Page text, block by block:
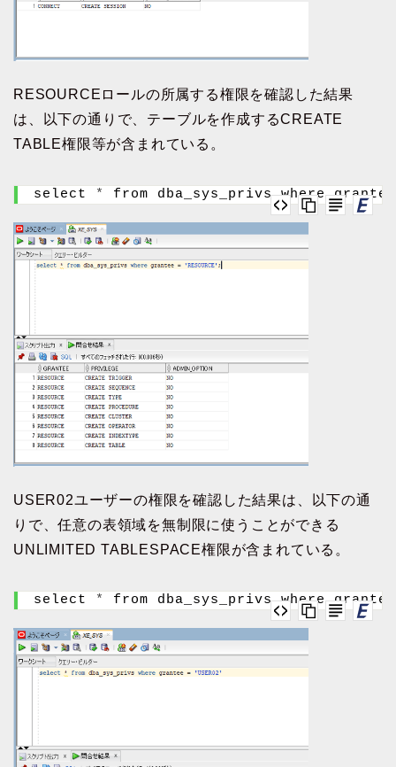
RESOURCEロールの所属する権限を確認した結果
は、以下の通りで、テーブルを作成するCREATE
TABLE権限等が含まれている。
select * from dba_sys_privs where
USER02ユーザーの権限を確認した結果は、以下の通
りで、任意の表領域を無制限に使うことができる
UNLIMITED TABLESPACE権限が含まれている。
select * from dba_sys_privs where